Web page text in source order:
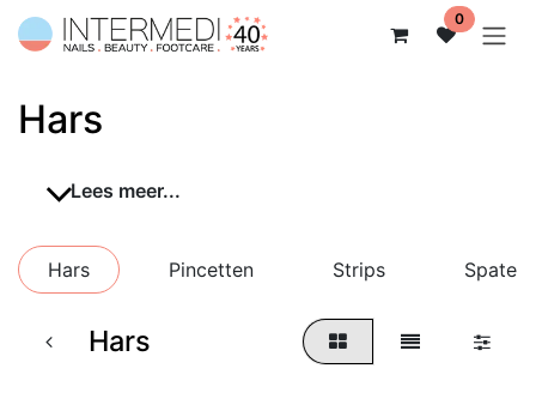
Overslaan naar inhoud 0
Hars
Lees meer...
Hars Pincetten Strips Spatels
Hars